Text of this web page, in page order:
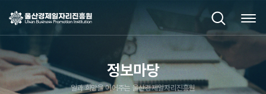
정보마당
일과 희망을 이어주는 울산경제일자리진흥원